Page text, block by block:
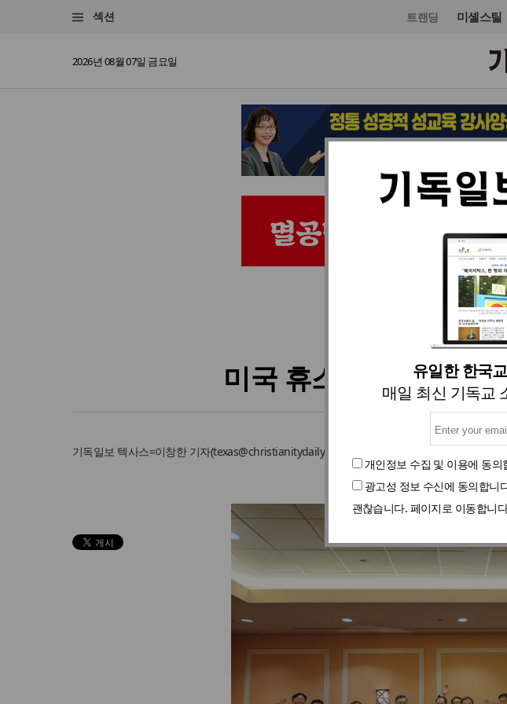
섹션 트랜딩 미셸스틸
2026년 08월 07일 금요일
유일한 한국
매일 최신 기독교
개인정보 수집 및 이용에 동의
광고성 정보 수신에 동의합니
괜찮습니다. 페이지로 이동합니
교단/단체
미국 휴스턴 한인 교계,
기독일보 텍사스=이창한 기자(texas@christianitydaily.com